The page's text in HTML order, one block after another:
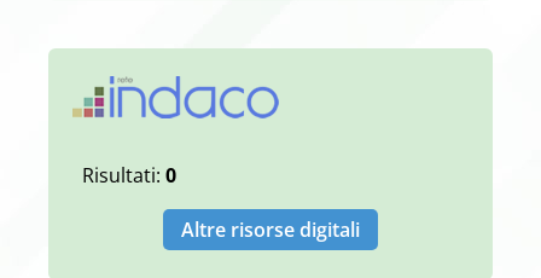
Risultati: 0
Altre risorse digitali